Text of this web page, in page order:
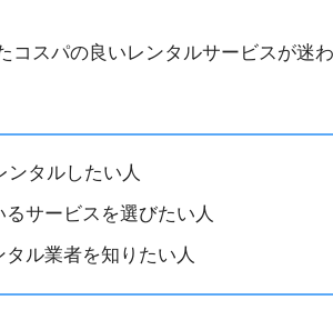
コスパの良いレンタルサービスが迷
ンタルしたい人
サービスを選びたい人
ル業者を知りたい人